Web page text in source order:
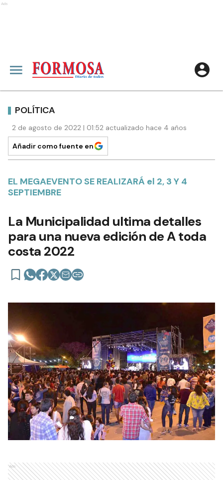
Ads
POLÍTICA
2 de agosto de 2022 | 01:52 actualizado hace 4 años
Añadir como fuente en
EL MEGAEVENTO SE REALIZARÁ el 2, 3 Y 4
SEPTIEMBRE
La Municipalidad ultima detalles
para una nueva edición de A toda
costa 2022
Ads